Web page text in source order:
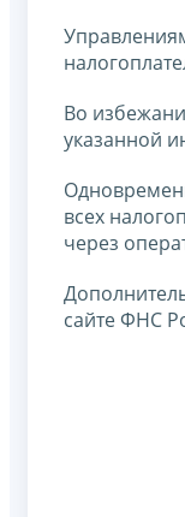
Во
указанной
всех
через
сайте ФНС